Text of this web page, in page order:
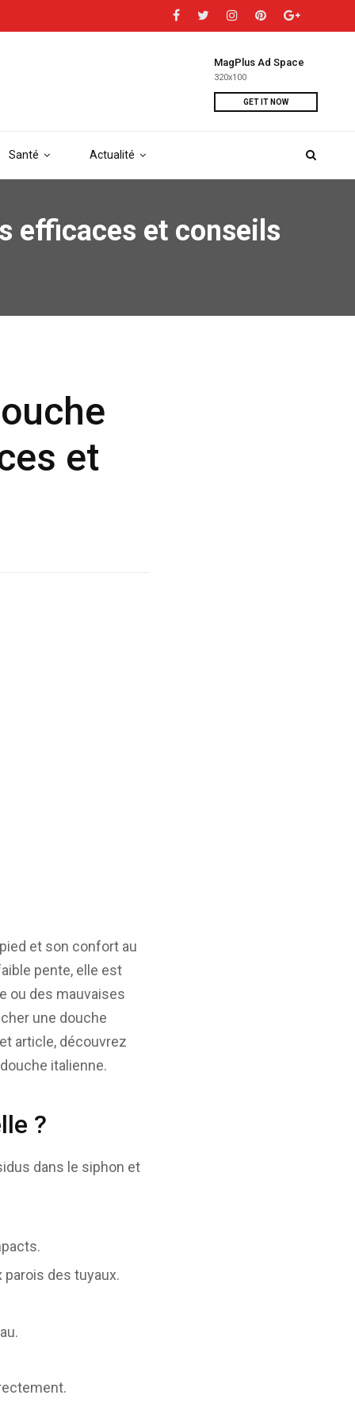
Santé Actualité
MagPlus Ad Space
320x100
GET IT NOW
efficaces et conseils
et
et son confort au
pente, elle est
ou des mauvaises
une douche
article, découvrez
italienne.
?
dans le siphon et
des tuyaux.